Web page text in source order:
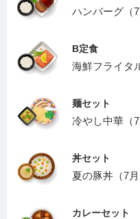
ハンバーグ（7
B定食
海鮮フライタ
麺セット
冷やし中華（7
丼セット
夏の豚丼（7月
カレーセット